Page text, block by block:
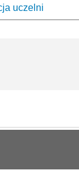
uczelni